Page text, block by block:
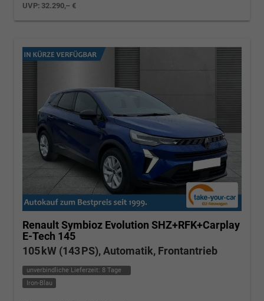
UVP: 32.290,– €
Renault Symbioz Evolution SHZ+RFK+Carplay
E-Tech 145
105 kW (143 PS), Automatik, Frontantrieb
unverbindliche Lieferzeit: 8 Tage
Iron-Blau